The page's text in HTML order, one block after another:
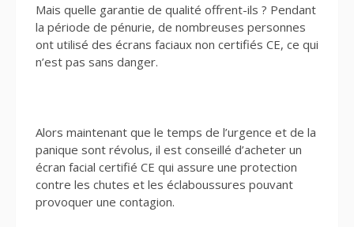
Mais quelle garantie de qualité offrent-ils ? Pendant
la période de pénurie, de nombreuses personnes
ont utilisé des écrans faciaux non certifiés CE, ce qui
n’est pas sans danger.
Alors maintenant que le temps de l’urgence et de la
panique sont révolus, il est conseillé d’acheter un
écran facial certifié CE qui assure une protection
contre les chutes et les éclaboussures pouvant
provoquer une contagion.